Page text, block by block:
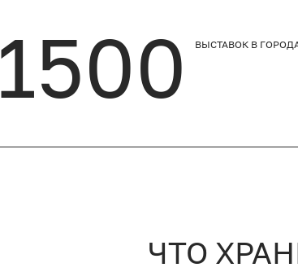
1500 ВЫСТАВОК В
ЧТО